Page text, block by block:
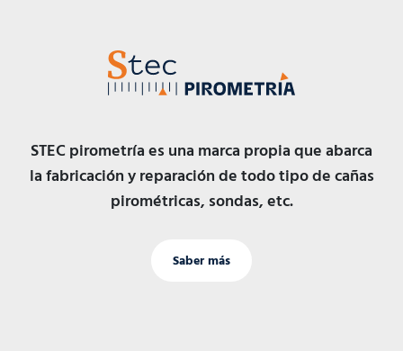
STEC pirometría es una marca propia que abarca
la fabricación y reparación de todo tipo de cañas
pirométricas, sondas, etc.
Saber más